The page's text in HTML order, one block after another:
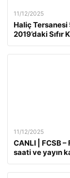
11/12/2025
Haliç Tersanesi
2019’daki Sıfır
11/12/2025
CANLI | FCSB
saati ve yayın